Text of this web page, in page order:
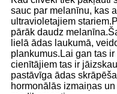
sauc par melanīnu, kas
ultravioletajiem
pārāk daudz
lielā ādas laukumā,
plankumus.Lai gan tas
cienītājiem tas ir
pastāvīga ādas
hormonālās izmaiņas